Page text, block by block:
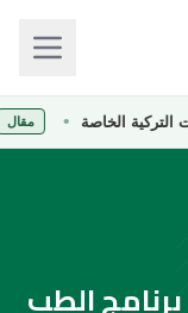
الخاصة مقال
الطب